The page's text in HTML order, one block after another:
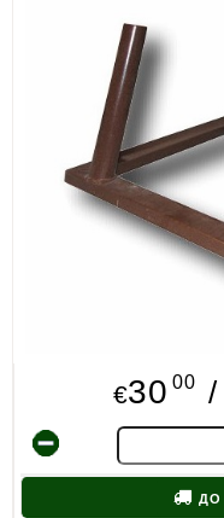
€30 00 /
до